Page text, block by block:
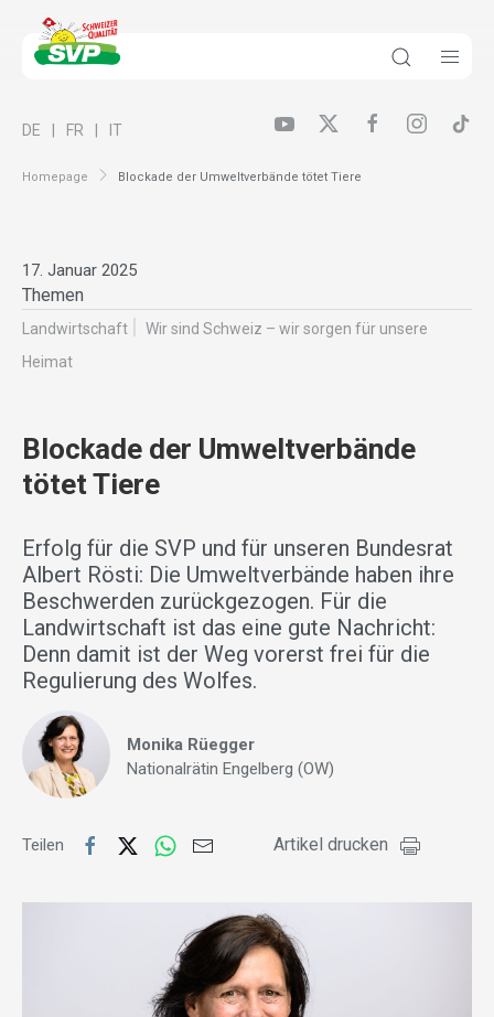
Homepage Blockade der Umweltverbände tötet Tiere
DE FR IT
17. Januar 2025
Themen
Landwirt­schaft
Wir sind Schweiz – wir sorgen für unsere
Heimat
Blockade der Umweltverbände
tötet Tiere
Erfolg für die SVP und für unseren Bundesrat
Albert Rösti: Die Umweltverbände haben ihre
Beschwerden zurückgezogen. Für die
Landwirtschaft ist das eine gute Nachricht:
Denn damit ist der Weg vorerst frei für die
Regulierung des Wolfes.
Monika Rüegger
Nationalrätin Engelberg (OW)
Teilen Artikel drucken